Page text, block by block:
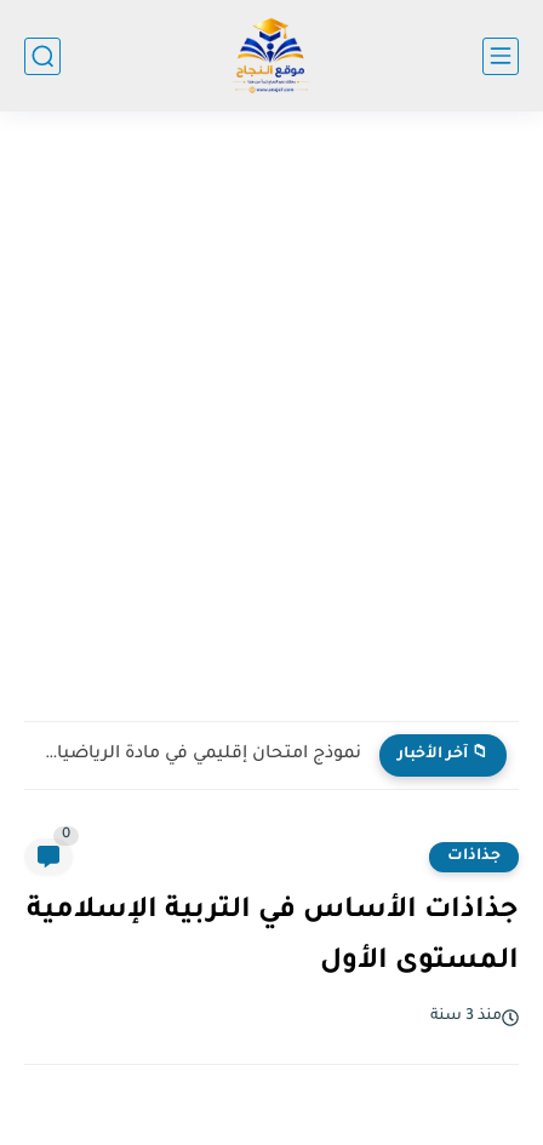
📁 آخر الأخبار نموذج امتحان إقليمي في مادة الرياضيات للمستوى السادس ابتدائي...
جذاذات
0
جذاذات الأساس في التربية الإسلامية
المستوى الأول
منذ 3 سنة